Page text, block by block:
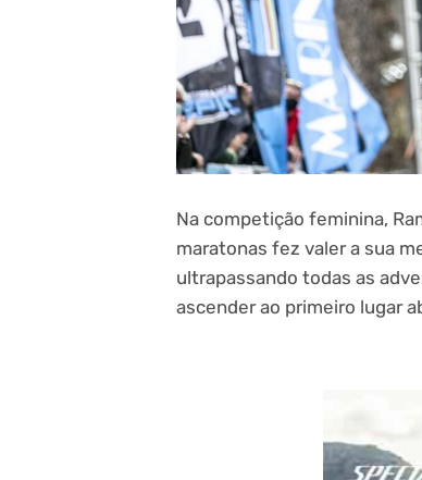
Na competição feminina,
maratonas fez valer a sua
ultrapassando todas as
ascender ao primeiro lugar